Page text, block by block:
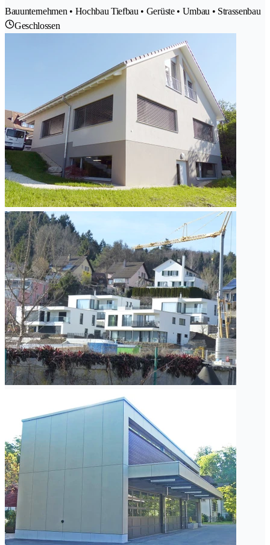
Bauunternehmen • Hochbau Tiefbau • Gerüste • Umbau • Strassenbau
Geschlossen